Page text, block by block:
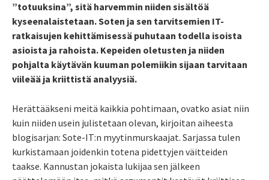
”totuuksina”, sitä harvemmin niiden sisältöä
kyseenalaistetaan. Soten ja sen tarvitsemien IT-
ratkaisujen kehittämisessä puhutaan todella isoista
asioista ja rahoista. Kepeiden oletusten ja niiden
pohjalta käytävän kuuman polemiikin sijaan tarvitaan
viileää ja kriittistä analyysiä.
Herättääkseni meitä kaikkia pohtimaan, ovatko asiat niin
kuin niiden usein julistetaan olevan, kirjoitan aiheesta
blogisarjan: Sote-IT:n myytinmurskaajat. Sarjassa tulen
kurkistamaan joidenkin totena pidettyjen väitteiden
taakse. Kannustan jokaista lukijaa sen jälkeen